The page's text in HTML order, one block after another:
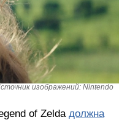
изображений: Nintendo
of Zelda должна